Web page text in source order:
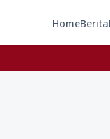
HomeBerita